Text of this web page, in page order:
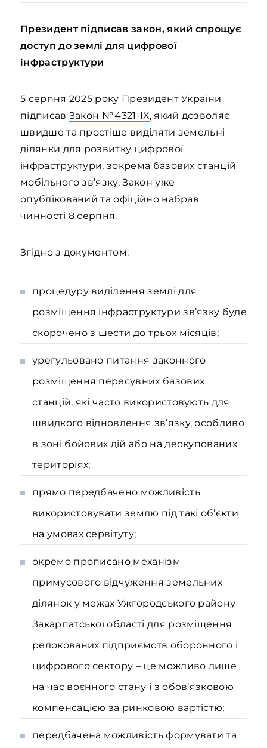
Президент підписав закон, який спрощує
доступ до землі для цифрової
інфраструктури
5 серпня 2025 року Президент України
підписав Закон № 4321‑ІХ, який дозволяє
швидше та простіше виділяти земельні
ділянки для розвитку цифрової
інфраструктури, зокрема базових станцій
мобільного зв’язку. Закон уже
опублікований та офіційно набрав
чинності 8 серпня.
Згідно з документом:
процедуру виділення землі для
розміщення інфраструктури зв’язку буде
скорочено з шести до трьох місяців;
урегульовано питання законного
розміщення пересувних базових
станцій, які часто використовують для
швидкого відновлення зв’язку, особливо
в зоні бойових дій або на деокупованих
територіях;
прямо передбачено можливість
використовувати землю під такі об’єкти
на умовах сервітуту;
окремо прописано механізм
примусового відчуження земельних
ділянок у межах Ужгородського району
Закарпатської області для розміщення
релокованих підприємств оборонного і
цифрового сектору – це можливо лише
на час воєнного стану і з обов’язковою
компенсацією за ринковою вартістю;
передбачена можливість формувати та